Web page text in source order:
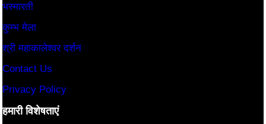
भस्मारती
कुम्भ मेला
श्री महाकालेश्वर दर्शन
Contact Us
Privacy Policy
हमारी विशेषताएं